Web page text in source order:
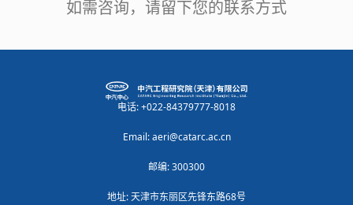
如需咨询，请留下您的联系方式
电话: +022-84379777-8018
Email: aeri@catarc.ac.cn
邮编: 300300
地址: 天津市东丽区先锋东路68号